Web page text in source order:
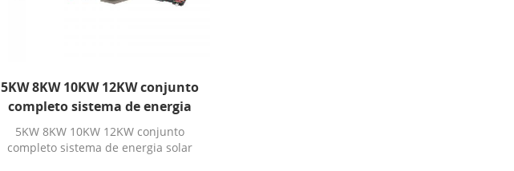
5KW 8KW 10KW 12KW conjunto
completo sistema de energia
solar híbrido solar
5KW 8KW 10KW 12KW conjunto
completo sistema de energia solar